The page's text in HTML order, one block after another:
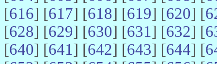
[616] [617] [618] [619] [620] [
[628] [629] [630] [631] [632] [
[640] [641] [642] [643] [644] [